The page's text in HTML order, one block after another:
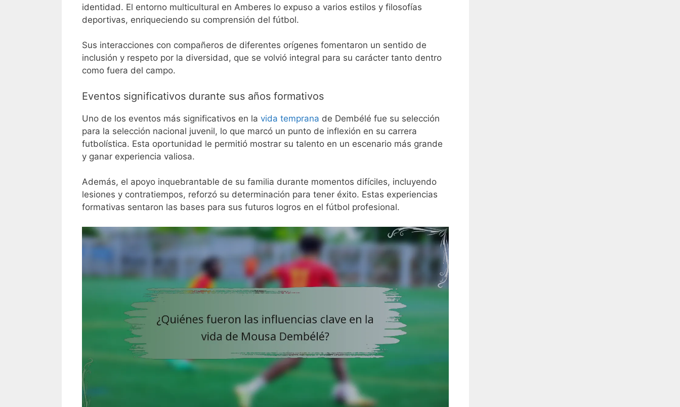
identidad. El entorno multicultural en Amberes lo expuso a varios estilos y filosofías
deportivas, enriqueciendo su comprensión del fútbol.
Sus interacciones con compañeros de diferentes orígenes fomentaron un sentido de
inclusión y respeto por la diversidad, que se volvió integral para su carácter tanto dentro
como fuera del campo.
Eventos significativos durante sus años formativos
Uno de los eventos más significativos en la vida temprana de Dembélé fue su selección
para la selección nacional juvenil, lo que marcó un punto de inflexión en su carrera
futbolística. Esta oportunidad le permitió mostrar su talento en un escenario más grande
y ganar experiencia valiosa.
Además, el apoyo inquebrantable de su familia durante momentos difíciles, incluyendo
lesiones y contratiempos, reforzó su determinación para tener éxito. Estas experiencias
formativas sentaron las bases para sus futuros logros en el fútbol profesional.